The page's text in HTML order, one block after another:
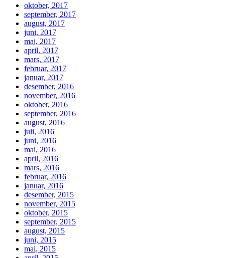
oktober, 2017
september, 2017
august, 2017
juni, 2017
mai, 2017
april, 2017
mars, 2017
februar, 2017
januar, 2017
desember, 2016
november, 2016
oktober, 2016
september, 2016
august, 2016
juli, 2016
juni, 2016
mai, 2016
april, 2016
mars, 2016
februar, 2016
januar, 2016
desember, 2015
november, 2015
oktober, 2015
september, 2015
august, 2015
juni, 2015
mai, 2015